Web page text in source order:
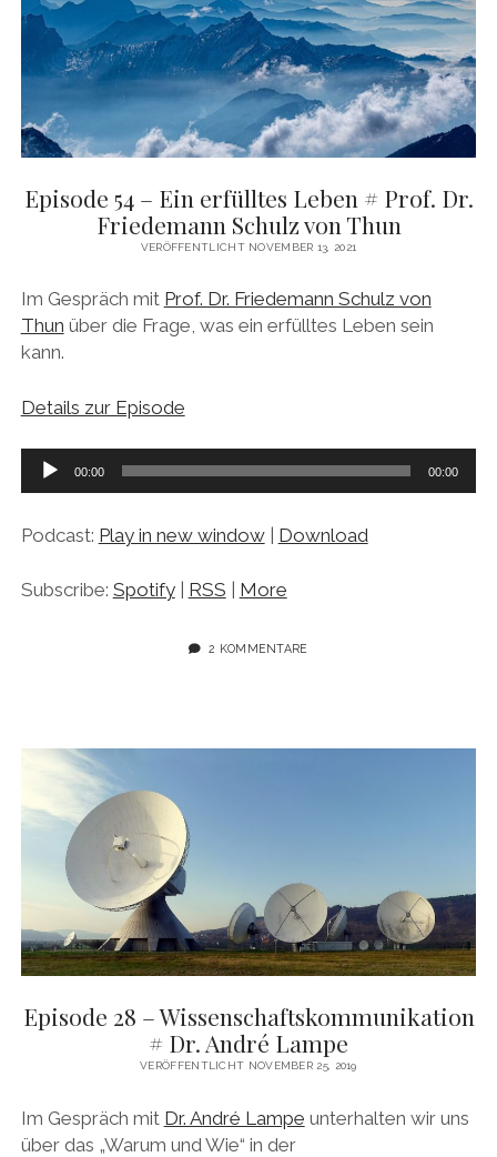
Episode 54 – Ein erfülltes Leben # Prof. Dr.
Friedemann Schulz von Thun
VERÖFFENTLICHT NOVEMBER 13, 2021
Im Gespräch mit Prof. Dr. Friedemann Schulz von
Thun über die Frage, was ein erfülltes Leben sein
kann.
Details zur Episode
Audio-
Player
00:00 00:00
Podcast: Play in new window| Download
Subscribe: Spotify| RSS More
2 KOMMENTARE
Episode 28 – Wissenschaftskommunikation
# Dr. André Lampe
VERÖFFENTLICHT NOVEMBER 25, 2019
Im Gespräch mit Dr. André Lampe unterhalten wir uns
über das „Warum und Wie“ in der